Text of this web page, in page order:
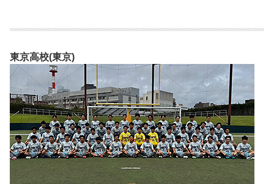
東京高校(東京)